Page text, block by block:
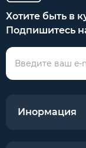
Хотите быть в
Подпишитесь
Инормация